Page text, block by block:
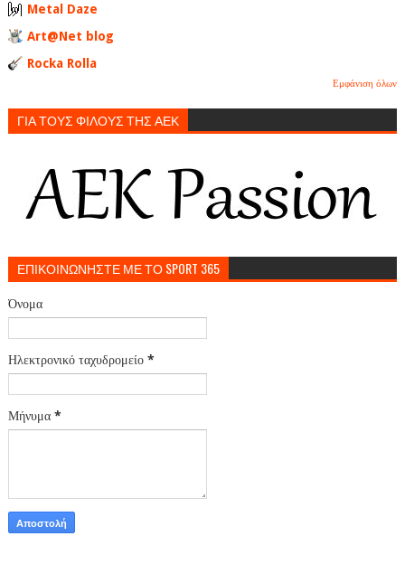
Metal Daze
Art@Net blog
Rocka Rolla
Εμφάνιση όλων
ΓΙΑ ΤΟΥΣ ΦΙΛΟΥΣ ΤΗΣ ΑΕΚ
ΕΠΙΚΟΙΝΩΝΗΣΤΕ ΜΕ ΤΟ SPORT 365
Όνομα
Ηλεκτρονικό ταχυδρομείο *
Μήνυμα *